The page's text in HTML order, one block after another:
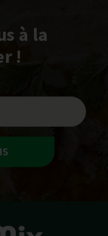
à la
!